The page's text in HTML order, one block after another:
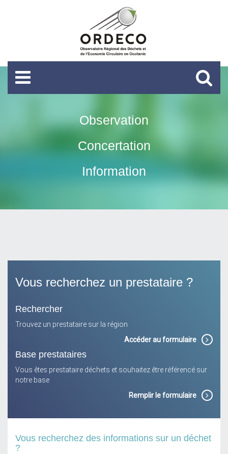
Observation
Concertation
Information
Vous recherchez un prestataire ?
Rechercher
Trouvez un prestataire sur la région
Accéder au formulaire
Base prestataires
Vous êtes prestataire déchets et souhaitez être référencé sur
notre base
Remplir le formulaire
Vous recherchez des informations sur un déchet
?